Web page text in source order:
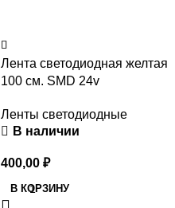
Лента светодиодная желтая
100 см. SMD 24v
Ленты светодиодные
В наличии
400,00 ₽
В КОРЗИНУ